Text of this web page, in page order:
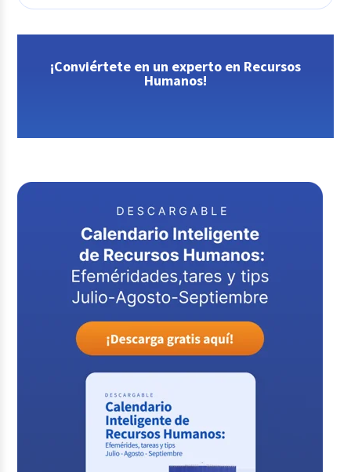
¡Conviértete en un experto en Recursos
Humanos!